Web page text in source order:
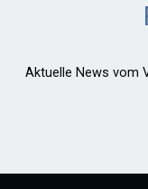
Aktuelle News vom